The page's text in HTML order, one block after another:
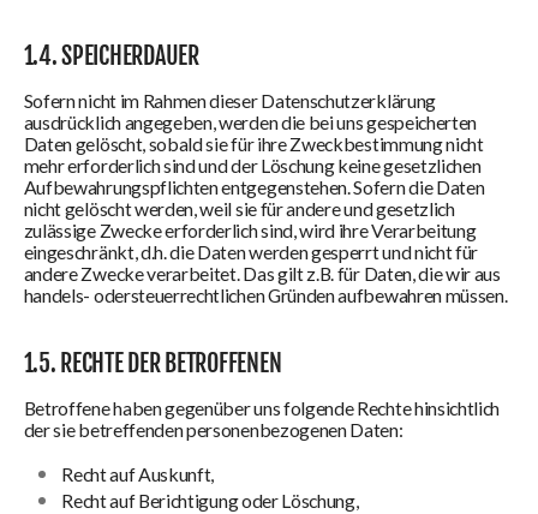
1.4. SPEICHERDAUER
Sofern nicht im Rahmen dieser Datenschutzerklärung
ausdrücklich angegeben, werden die bei uns gespeicherten
Daten gelöscht, sobald sie für ihre Zweckbestimmung nicht
mehr erforderlich sind und der Löschung keine gesetzlichen
Aufbewahrungspflichten entgegenstehen. Sofern die Daten
nicht gelöscht werden, weil sie für andere und gesetzlich
zulässige Zwecke erforderlich sind, wird ihre Verarbeitung
eingeschränkt, d.h. die Daten werden gesperrt und nicht für
andere Zwecke verarbeitet. Das gilt z.B. für Daten, die wir aus
handels- odersteuerrechtlichen Gründen aufbewahren müssen.
1.5. RECHTE DER BETROFFENEN
Betroffene haben gegenüber uns folgende Rechte hinsichtlich
der sie betreffenden personenbezogenen Daten:
Recht auf Auskunft,
Recht auf Berichtigung oder Löschung,